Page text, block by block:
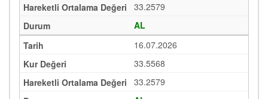
33.2579
AL
16.07.2026
33.5568
33.2579